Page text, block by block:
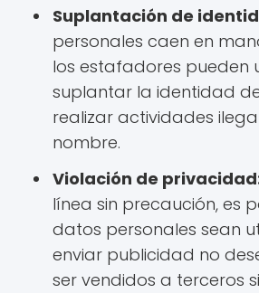
Suplantación de
personales caen en
los estafadores pueden
suplantar la identidad
realizar actividades
nombre.
Violación de
línea sin precaución, es
datos personales sean
enviar publicidad no
ser vendidos a terceros